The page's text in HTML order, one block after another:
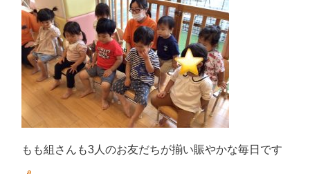
もも組さんも3人のお友だちが揃い賑やかな毎日です